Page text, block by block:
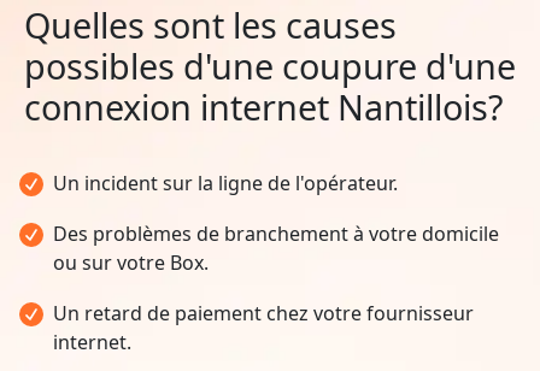
Quelles sont les causes
possibles d'une coupure d'une
connexion internet Nantillois?
Un incident sur la ligne de l'opérateur.
Des problèmes de branchement à votre domicile
ou sur votre Box.
Un retard de paiement chez votre fournisseur
internet.